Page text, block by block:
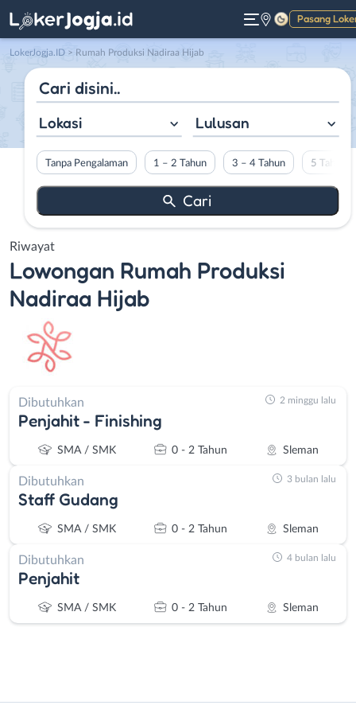
Pasang
Gelap
LokerJogja.ID > Rumah Produksi Nadiraa Hijab
Lokasi Lulusan
Tanpa Pengalaman 1 – 2 Tahun 3 – 4 Tahun 5 Tahun
Riwayat
Lowongan Rumah Produksi
Nadiraa Hijab
Dibutuhkan
Penjahit - Finishing
SMA / SMK 0 - 2 Tahun Sleman
2 minggu lalu
Dibutuhkan
Staff Gudang
SMA / SMK 0 - 2 Tahun Sleman
3 bulan lalu
Dibutuhkan
Penjahit
SMA / SMK 0 - 2 Tahun Sleman
4 bulan lalu
Administrasi
Bantul